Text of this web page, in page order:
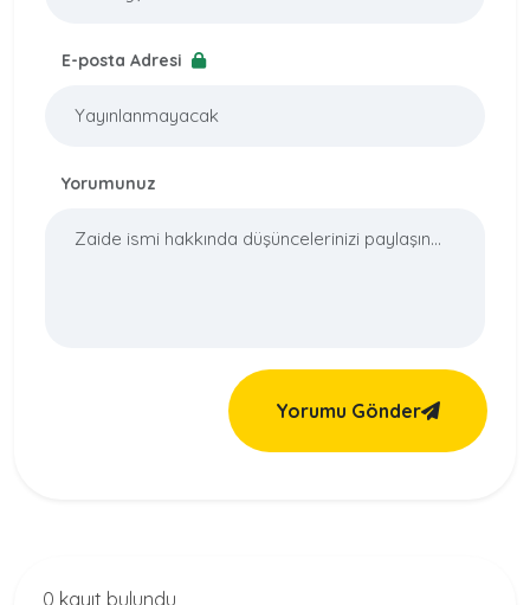
E-posta Adresi
Yorumunuz
Yorumu Gönder
0 kayıt bulundu